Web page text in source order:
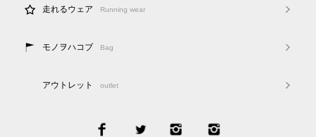
走れるウェア Running wear
モノヲハコブ Bag
アウトレット outlet